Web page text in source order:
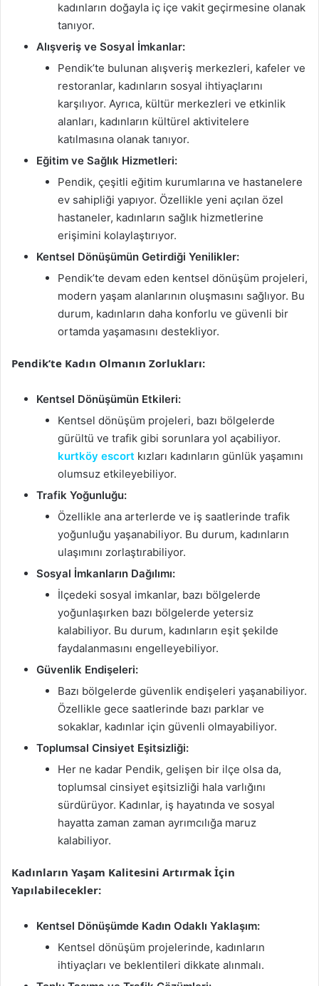
kadınların doğayla iç içe vakit geçirmesine olanak
tanıyor.
Alışveriş ve Sosyal İmkanlar:
Pendik’te bulunan alışveriş merkezleri, kafeler ve
restoranlar, kadınların sosyal ihtiyaçlarını
karşılıyor. Ayrıca, kültür merkezleri ve etkinlik
alanları, kadınların kültürel aktivitelere
katılmasına olanak tanıyor.
Eğitim ve Sağlık Hizmetleri:
Pendik, çeşitli eğitim kurumlarına ve hastanelere
ev sahipliği yapıyor. Özellikle yeni açılan özel
hastaneler, kadınların sağlık hizmetlerine
erişimini kolaylaştırıyor.
Kentsel Dönüşümün Getirdiği Yenilikler:
Pendik’te devam eden kentsel dönüşüm projeleri,
modern yaşam alanlarının oluşmasını sağlıyor. Bu
durum, kadınların daha konforlu ve güvenli bir
ortamda yaşamasını destekliyor.
Pendik’te Kadın Olmanın Zorlukları:
Kentsel Dönüşümün Etkileri:
Kentsel dönüşüm projeleri, bazı bölgelerde
gürültü ve trafik gibi sorunlara yol açabiliyor.
kurtköy escort kızları kadınların günlük yaşamını
olumsuz etkileyebiliyor.
Trafik Yoğunluğu:
Özellikle ana arterlerde ve iş saatlerinde trafik
yoğunluğu yaşanabiliyor. Bu durum, kadınların
ulaşımını zorlaştırabiliyor.
Sosyal İmkanların Dağılımı:
İlçedeki sosyal imkanlar, bazı bölgelerde
yoğunlaşırken bazı bölgelerde yetersiz
kalabiliyor. Bu durum, kadınların eşit şekilde
faydalanmasını engelleyebiliyor.
Güvenlik Endişeleri:
Bazı bölgelerde güvenlik endişeleri yaşanabiliyor.
Özellikle gece saatlerinde bazı parklar ve
sokaklar, kadınlar için güvenli olmayabiliyor.
Toplumsal Cinsiyet Eşitsizliği:
Her ne kadar Pendik, gelişen bir ilçe olsa da,
toplumsal cinsiyet eşitsizliği hala varlığını
sürdürüyor. Kadınlar, iş hayatında ve sosyal
hayatta zaman zaman ayrımcılığa maruz
kalabiliyor.
Kadınların Yaşam Kalitesini Artırmak İçin
Yapılabilecekler:
Kentsel Dönüşümde Kadın Odaklı Yaklaşım:
Kentsel dönüşüm projelerinde, kadınların
ihtiyaçları ve beklentileri dikkate alınmalı.